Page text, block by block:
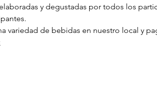
y degustadas por todos los
variedad de bebidas en nuestro local y